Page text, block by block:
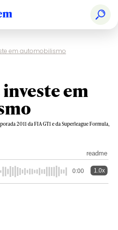
em automobilismo
em
2011 da FIA GT1 e da Superleague Formula,
readme
0:00 1.0x